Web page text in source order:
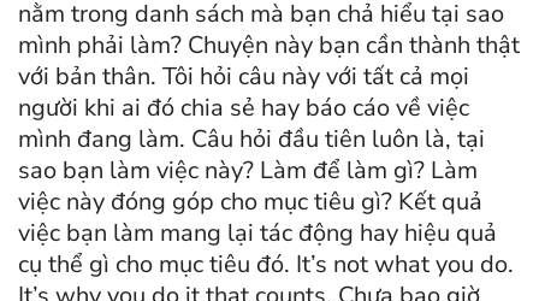
nằm trong danh sách mà bạn chả hiểu tại sao
mình phải làm? Chuyện này bạn cần thành thật
với bản thân. Tôi hỏi câu này với tất cả mọi
người khi ai đó chia sẻ hay báo cáo về việc
mình đang làm. Câu hỏi đầu tiên luôn là, tại
sao bạn làm việc này? Làm để làm gì? Làm
việc này đóng góp cho mục tiêu gì? Kết quả
việc bạn làm mang lại tác động hay hiệu quả
cụ thể gì cho mục tiêu đó. It’s not what you do.